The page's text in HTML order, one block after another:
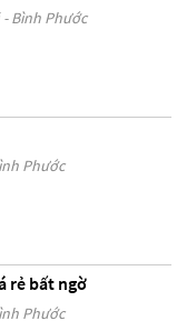
- Bình Phước
Phước
rẻ bất ngờ
Phước